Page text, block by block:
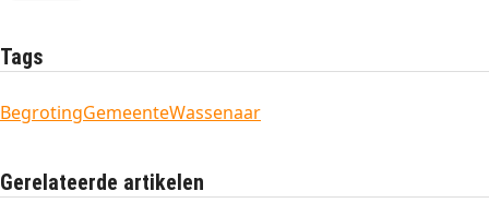
Tags
BegrotingGemeenteWassenaar
Gerelateerde artikelen